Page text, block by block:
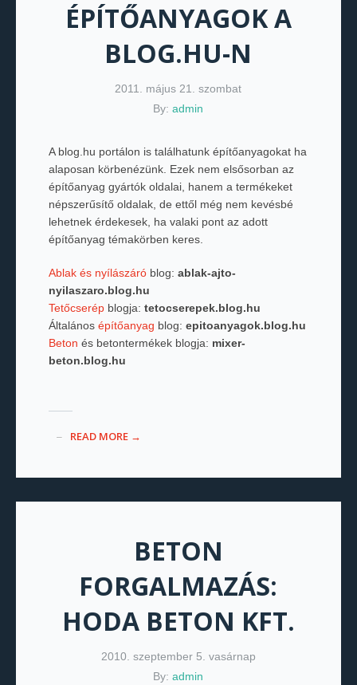
ÉPÍTŐANYAGOK A
BLOG.HU-N
2011. május 21. szombat
By:admin
A blog.hu portálon is találhatunk építőanyagokat ha
alaposan körbenézünk. Ezek nem elsősorban az
építőanyag gyártók oldalai, hanem a termékeket
népszerűsítő oldalak, de ettől még nem kevésbé
lehetnek érdekesek, ha valaki pont az adott
építőanyag témakörben keres.
Ablak és nyílászáróblog: ablak-ajto-
nyilaszaro.blog.hu
Tetőcserépblogja: tetocserepek.blog.hu
Általános építőanyag blog: epitoanyagok.blog.hu
Beton és betontermékek blogja: mixer-
beton.blog.hu
READ MORE →
BETON
FORGALMAZÁS:
HODA BETON KFT.
2010. szeptember 5. vasárnap
By:admin